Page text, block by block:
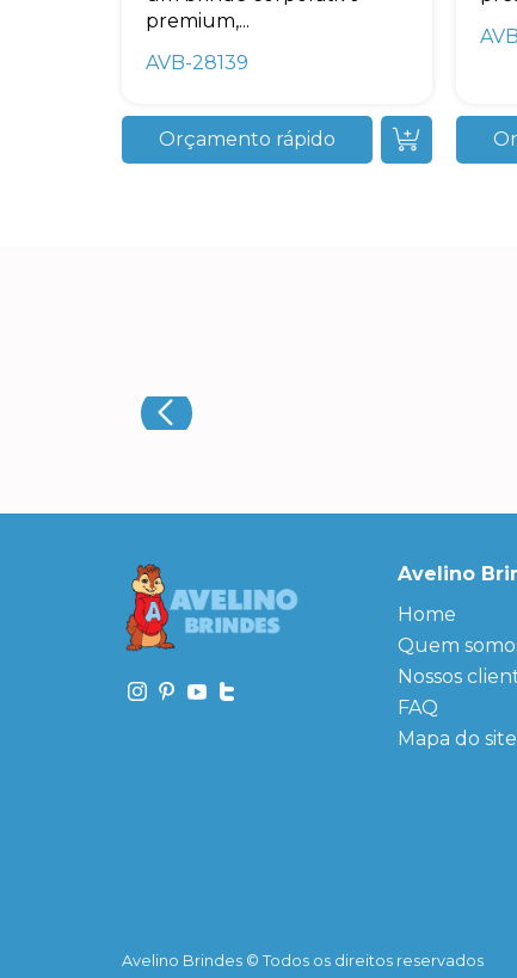
premium,...
AVB-28139
Orçamento rápido
Avelino
Home
Quem
Nossos
FAQ
Mapa do site
Avelino Brindes © Todos os direitos reservados